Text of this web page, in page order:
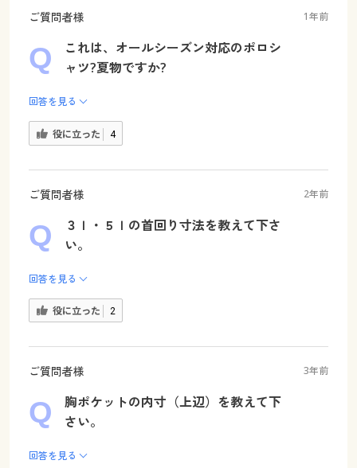
ご質問者様 1年前
これは、オールシーズン対応のポロシ
ャツ?夏物ですか?
回答を見る
役に立った 4
ご質問者様 2年前
３ｌ・５ｌの首回り寸法を教えて下さ
い。
回答を見る
役に立った 2
ご質問者様 3年前
胸ポケットの内寸（上辺）を教えて下
さい。
回答を見る